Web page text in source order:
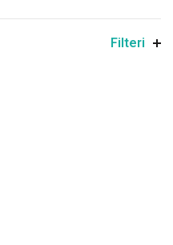
Filteri